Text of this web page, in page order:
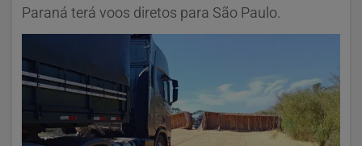
Paraná terá voos diretos para São Paulo.